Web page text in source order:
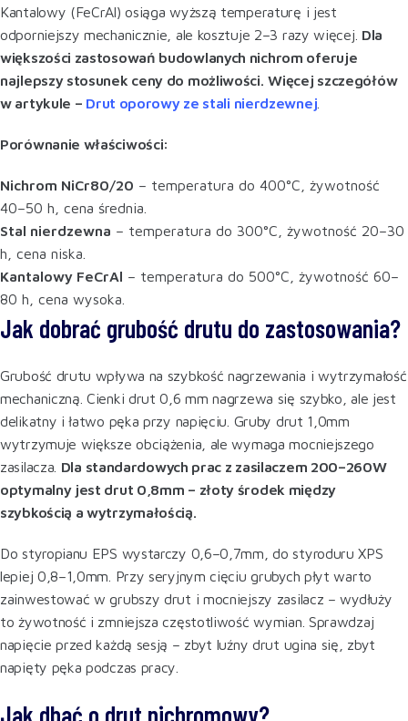
Kantalowy (FeCrAl) osiąga wyższą temperaturę i jest
odporniejszy mechanicznie, ale kosztuje 2–3 razy więcej. Dla
większości zastosowań budowlanych nichrom oferuje
najlepszy stosunek ceny do możliwości. Więcej szczegółów
w artykule – Drut oporowy ze stali nierdzewnej
Porównanie właściwości:
Nichrom NiCr80/20 – temperatura do 400°C, żywotność
40–50 h, cena średnia.
Stal nierdzewna – temperatura do 300°C, żywotność 20–30
h, cena niska.
Kantalowy FeCrAl – temperatura do 500°C, żywotność 60–
80 h, cena wysoka.
Jak dobrać grubość drutu do zastosowania?
Grubość drutu wpływa na szybkość nagrzewania i wytrzymałość
mechaniczną. Cienki drut 0,6 mm nagrzewa się szybko, ale jest
delikatny i łatwo pęka przy napięciu. Gruby drut 1,0mm
wytrzymuje większe obciążenia, ale wymaga mocniejszego
zasilacza. Dla standardowych prac z zasilaczem 200–260W
optymalny jest drut 0,8mm – złoty środek między
szybkością a wytrzymałością.
Do styropianu EPS wystarczy 0,6–0,7mm, do styroduru XPS
lepiej 0,8–1,0mm. Przy seryjnym cięciu grubych płyt warto
zainwestować w grubszy drut i mocniejszy zasilacz – wydłuży
to żywotność i zmniejsza częstotliwość wymian. Sprawdzaj
napięcie przed każdą sesją – zbyt luźny drut ugina się, zbyt
napięty pęka podczas pracy.
Jak dbać o drut nichromowy?